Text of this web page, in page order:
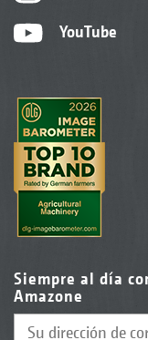
YouTube
Siempre al día
Amazone